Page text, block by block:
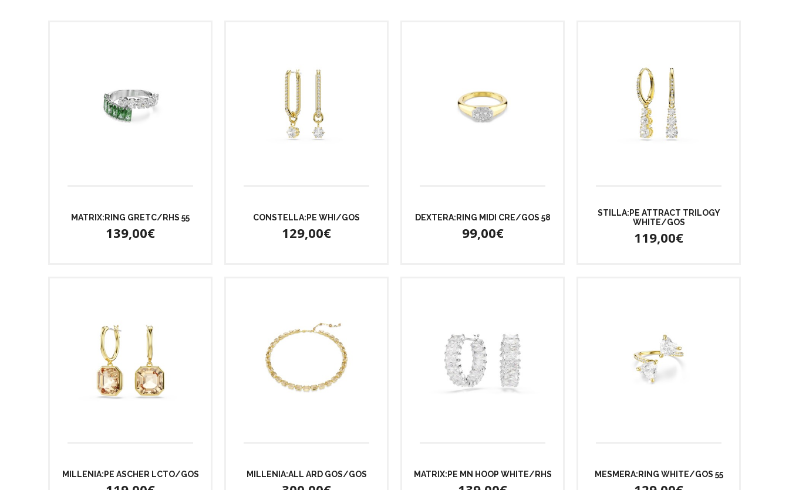
MATRIX:RING GRETC/RHS 55
139,00€
CONSTELLA:PE WHI/GOS
129,00€
DEXTERA:RING MIDI CRE/GOS 58
99,00€
STILLA:PE ATTRACT TRILOGY
WHITE/GOS
119,00€
MILLENIA:PE ASCHER LCTO/GOS MILLENIA:ALL ARD GOS/GOS MATRIX:PE MN HOOP WHITE/RHS MESMERA:RING WHITE/GOS 55